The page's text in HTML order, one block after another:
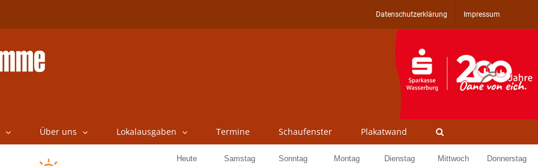
Datenschutzerklärung Impressum
Über uns Lokalausgaben Termine Schaufenster Plakatwand